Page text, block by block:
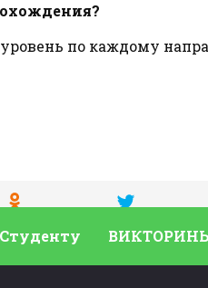
по каждому
Студенту